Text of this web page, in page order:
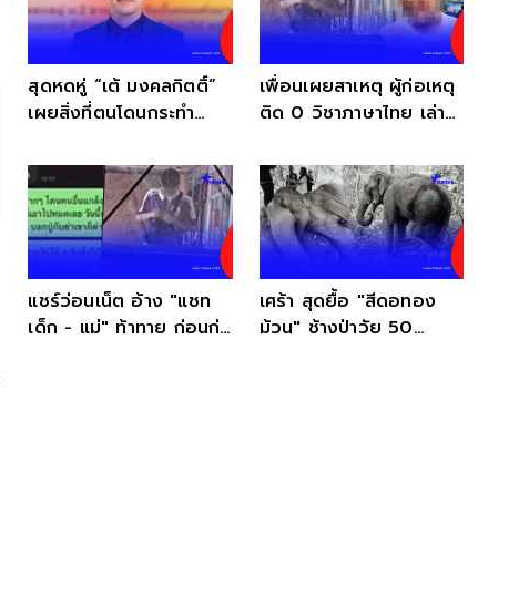
สุดหดหู่ “เต้ มงคลกิตติ์”
เผยสิ่งที่ตนโดนกระทำ
เพื่อนเผยสาเหตุ ผู้ก่อเหตุ
ติด 0 วิชาภาษาไทย เล่า
แชร์ว่อนเน็ต อ้าง "แชท
เด็ก - แม่" ท้าทาย ก่อนก่อ
เศร้า สุดยื้อ "สีดอทอง
ม้วน" ช้างป่าวัย 50